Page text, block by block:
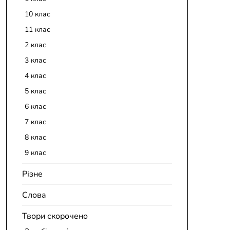
10 клас
11 клас
2 клас
3 клас
4 клас
5 клас
6 клас
7 клас
8 клас
9 клас
Різне
Слова
Твори скорочено